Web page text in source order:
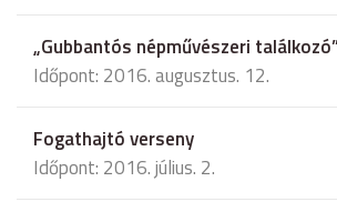
„Gubbantós népművészeri
Időpont: 2016. augusztus. 12.
Fogathajtó verseny
Időpont: 2016. július. 2.